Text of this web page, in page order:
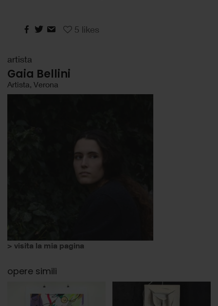
5 likes
artista
Gaia Bellini
Artista, Verona
> visita la mia pagina
opere simili